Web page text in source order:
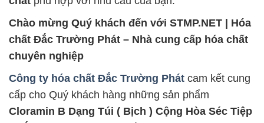
Chào mừng Quý khách đến với STMP.NET | Hóa
chất Đắc Trường Phát – Nhà cung cấp hóa chất
chuyên nghiệp
Công ty hóa chất Đắc Trường Phát cam kết cung
cấp cho Quý khách hàng những sản phẩm
Cloramin B Dạng Túi ( Bịch ) Cộng Hòa Séc Tiệp